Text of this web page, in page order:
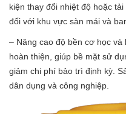
kiện thay đổi nhiệt độ hoặc
đối với khu vực sàn mái và
– Nâng cao độ bền cơ học
hoàn thiện, giúp bề mặt sử
giảm chi phí bảo trì định kỳ.
dân dụng và công nghiệp.